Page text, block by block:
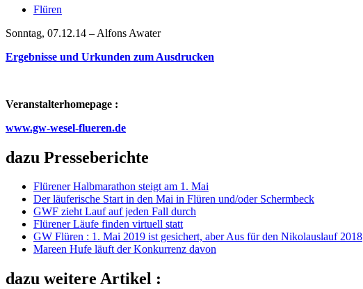
Flüren
Sonntag, 07.12.14 – Alfons Awater
Ergebnisse und Urkunden zum Ausdrucken
Veranstalterhomepage :
www.gw-wesel-flueren.de
dazu Presseberichte
Flürener Halbmarathon steigt am 1. Mai
Der läuferische Start in den Mai in Flüren und/oder Schermbeck
GWF zieht Lauf auf jeden Fall durch
Flürener Läufe finden virtuell statt
GW Flüren : 1. Mai 2019 ist gesichert, aber Aus für den Nikolauslauf 2018
Mareen Hufe läuft der Konkurrenz davon
dazu weitere Artikel :